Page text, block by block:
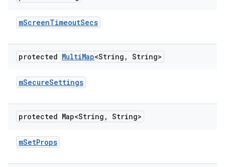
mScreenTimeoutSecs
protected MultiMap<String , String>
mSecureSettings
protected Map<String , String>
mSetProps